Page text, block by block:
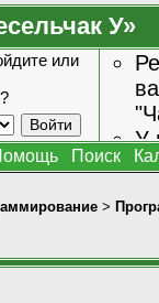
У»
или
У
Поиск
>